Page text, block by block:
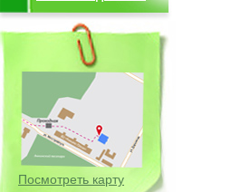
Посмотреть карту